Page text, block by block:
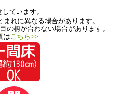
ています。
れに異なる場合があります。
の柄が合わない場合があります。
はこちら>>